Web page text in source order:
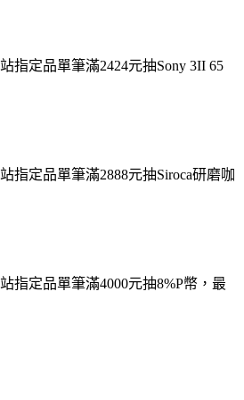
指定品單筆滿2424元抽Sony 3II 65
指定品單筆滿2888元抽Siroca研磨咖
指定品單筆滿4000元抽8%P幣，最